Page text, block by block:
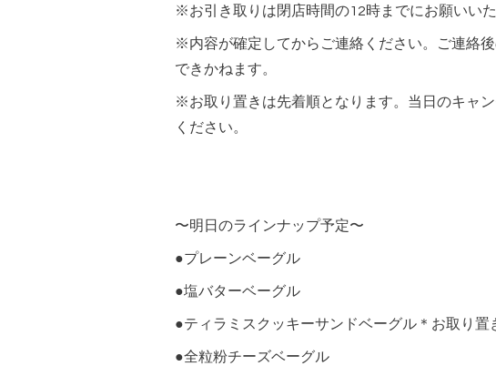
※お引き取りは閉店時間の12時までにお願いいた
※内容が確定してからご連絡ください。ご連絡
できかねます。
※お取り置きは先着順となります。当日のキャ
ください。
〜明日のラインナップ予定〜
●プレーンベーグル
●塩バターベーグル
●ティラミスクッキーサンドベーグル＊お取り
●全粒粉チーズベーグル